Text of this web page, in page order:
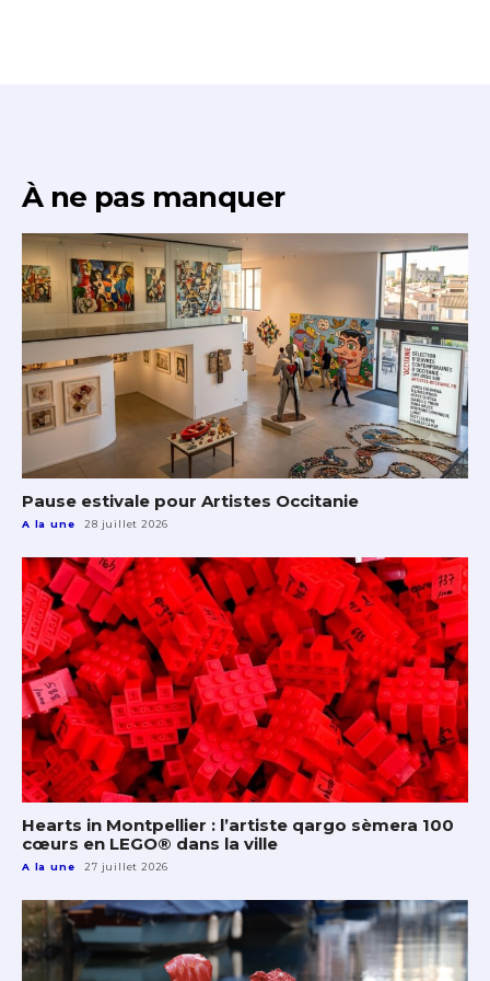
À ne pas manquer
Pause estivale pour Artistes Occitanie
A la une 28 juillet 2026
Hearts in Montpellier : l’artiste qargo sèmera 100
cœurs en LEGO® dans la ville
A la une 27 juillet 2026